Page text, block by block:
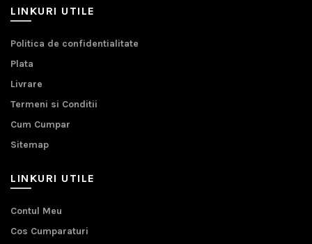
LINKURI UTILE
Politica de confidentialitate
Plata
Livrare
Termeni si Conditii
Cum Cumpar
Sitemap
LINKURI UTILE
Contul Meu
Cos Cumparaturi